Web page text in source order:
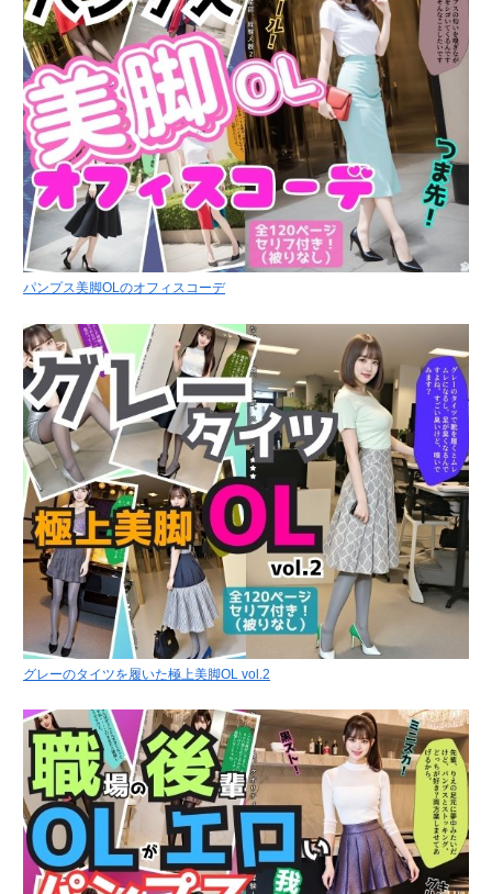
パンプス美脚OLのオフィスコーデ
グレーのタイツを履いた極上美脚OL vol.2